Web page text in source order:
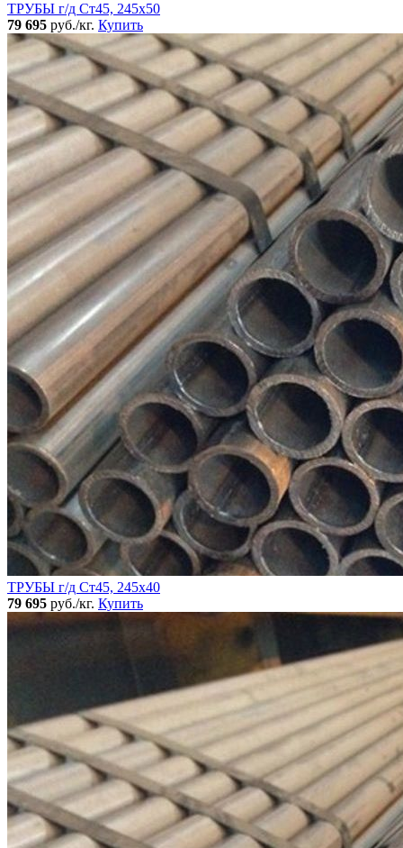
ТРУБЫ г/д Ст45, 245х50
79 695 руб./кг. Купить
ТРУБЫ г/д Ст45, 245х40
79 695 руб./кг. Купить